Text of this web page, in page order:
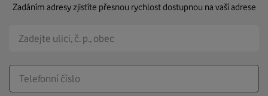
Zadáním adresy zjistíte přesnou rychlost dostupnou na vaší adrese